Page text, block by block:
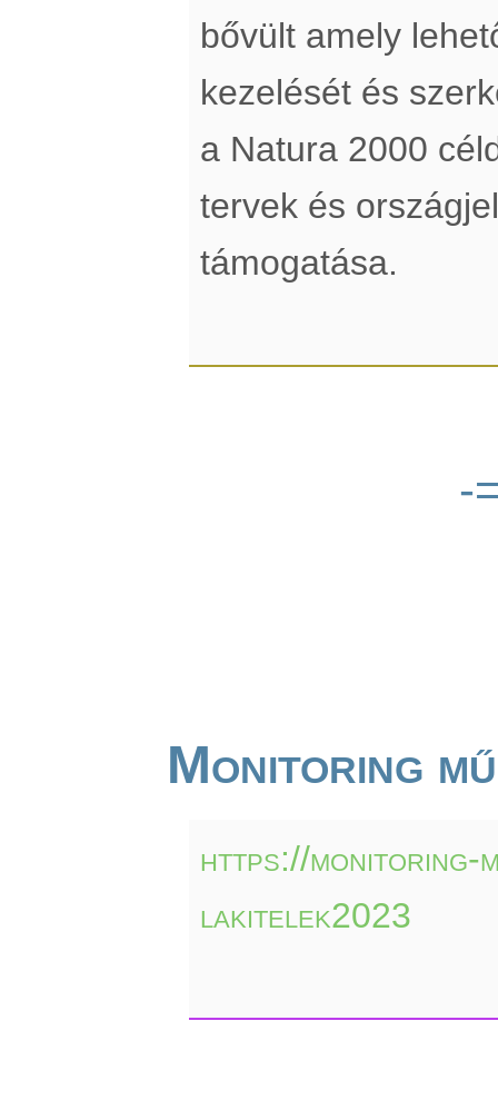
bővült amely
kezelését és
a Natura 2000
tervek és
támogatása.
-
Monitoring
https://monitoring-
lakitelek2023